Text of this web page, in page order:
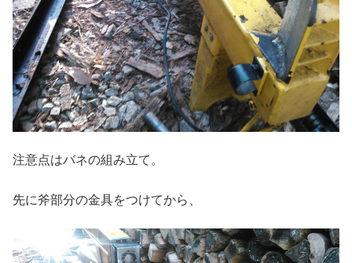
注意点はバネの組み立て。
先に斧部分の金具をつけてから、